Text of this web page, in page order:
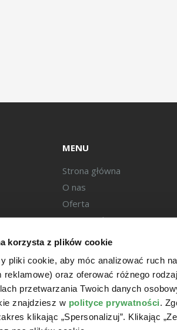
korzysta z plików cookie
pliki cookie, aby móc analizować ruch
oraz oferować różnego
przetwarzania Twoich danych
znajdziesz w polityce prywatności.
klikając „Spersonalizuj”. Klikając
MENU
Strona główna
O nas
Oferta
Baza wiedzy
Eksperci